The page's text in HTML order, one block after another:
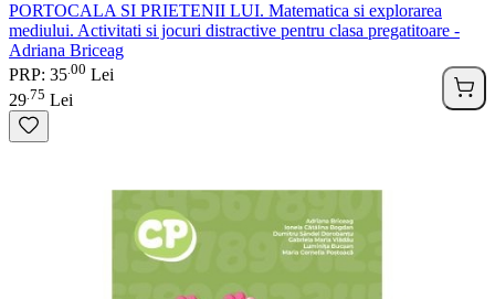
PORTOCALA SI PRIETENII LUI. Matematica si explorarea
mediului. Activitati si jocuri distractive pentru clasa pregatitoare -
Adriana Briceag
PRP: 35 00 Lei
29 75 Lei